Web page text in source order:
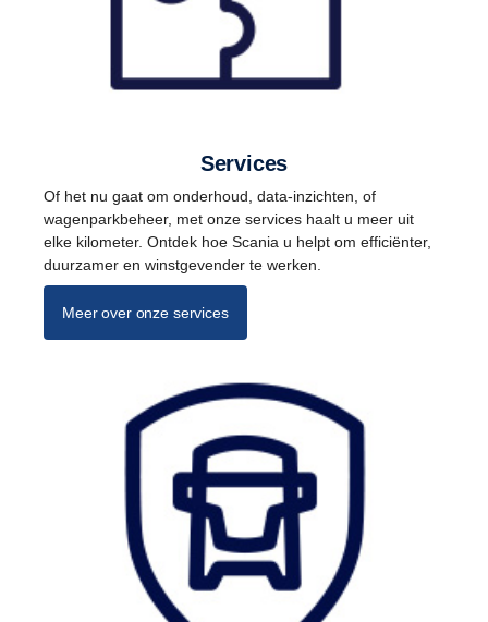
Services
Of het nu gaat om onderhoud, data-inzichten, of
wagenparkbeheer, met onze services haalt u meer uit
elke kilometer. Ontdek hoe Scania u helpt om efficiënter,
duurzamer en winstgevender te werken.
Meer over onze services